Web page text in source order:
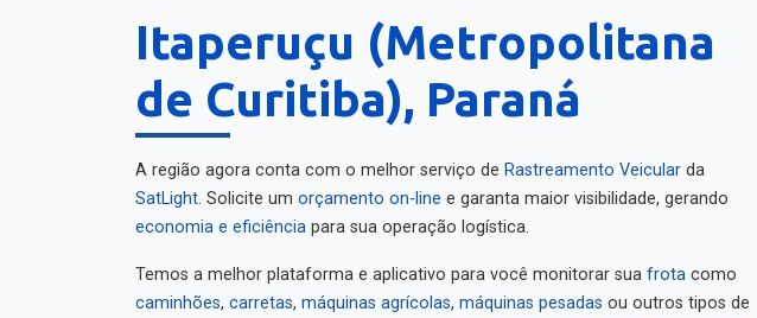
Itaperuçu (Metropolitana
de Curitiba), Paraná
A região agora conta com o melhor serviço de Rastreamento Veicular
da
SatLight
. Solicite um orçamento on-line
e garanta maior visibilidade, gerando
economia e eficiência
para sua operação logística.
Temos a melhor plataforma e aplicativo para você monitorar sua frota
caminhões
máquinas agrícolas máquinas pesadas
ou outros tipos de